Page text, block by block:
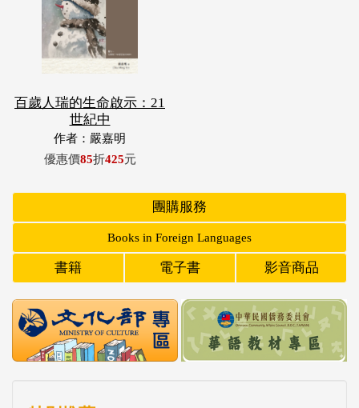
百歲人瑞的生命啟示：21
世紀中
作者：嚴嘉明
優惠價85折425元
團購服務
Books in Foreign Languages
書籍 電子書 影音商品